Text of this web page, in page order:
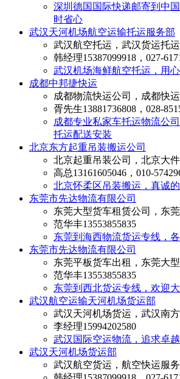
深圳德国国际快递邮寄到中
时省心
武汉天河机场航空运输托运服务部
武汉航空托运，武汉货运托
韩经理15387099918，027-
武汉机场海鲜航空托运，用
成都中邦捷快运
成都物流快运公司，成都快
胥先生13881736808，028-
成都专业私家车托运物流公
托运配送安装
北京东方起重吊装搬运公司
北京起重吊装公司，北京大
高总13161605046，010-
北京怀柔区吊装搬运，真诚
东莞市先达物流有限公司
东莞大型货车租赁公司，东
范华丰13553855835
东莞到海西物流货运专线，
东莞市先达物流有限公司
东莞平板货车出租，东莞大
范华丰13553855835
东莞到西北货运专线，欢迎
武汉航空运输天河机场货运部
武汉天河机场货运，武汉南
李经理15994202580
武汉国际空运物流，追求卓
武汉天河机场货运部
武汉航空货运，航空快运服